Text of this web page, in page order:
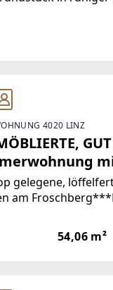
sich in leichter
Ausblick auf die
4020 LINZ
GUT
gelegene,
am
feinen
richtig!Eine perfekte
54,06 m²